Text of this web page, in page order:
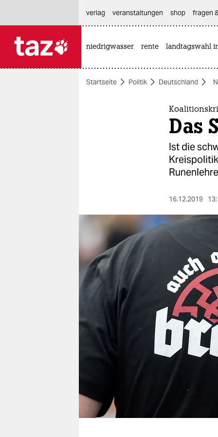
themen
berlin
nord
wahrheit
verlag
veranstaltungen
unterstützen
abo
genossenschaft
verlag
veranstaltungen shop fragen
niedrigwasser rente landtagswahl
Startseite Politik Deutschland
Das
Ist die
16.12.2019